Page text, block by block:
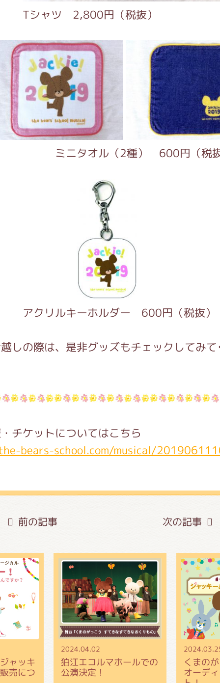
2,800円（税抜）
オル（2種） 600円（税抜
キーホルダー 600円（税抜）
しの際は、是非グッズもチェックしてみ
チケットについてはこちら
bears-school.com/musical/
前の記事 次の記事
ャッキ
売につ
2024.04.02
狛江エコルマホールでの
公演決定！
くまの
オーデ